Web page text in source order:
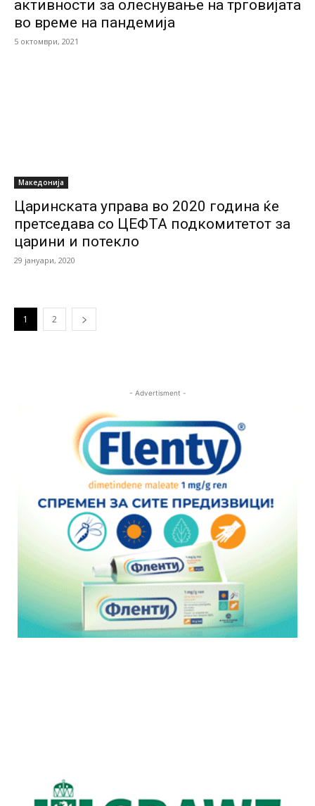
активности за олеснување на трговијата
во време на пандемија
5 октомври, 2021
Македонија
Царинската управа во 2020 година ќе
претседава со ЦЕФТА подкомитетот за
царини и потекло
29 јануари, 2020
1 2
- Advertisment -